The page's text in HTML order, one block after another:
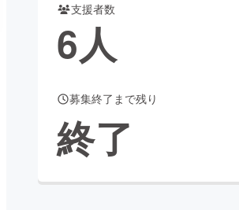
ーティー・ヘルスケア
Creation
支援者数
6人
募集終了まで残り
終了